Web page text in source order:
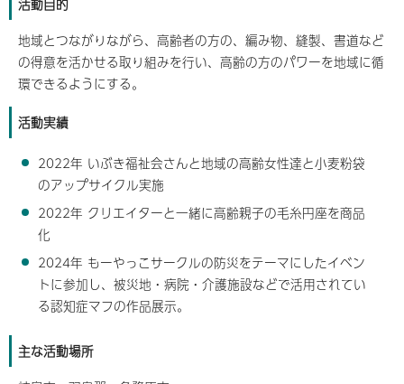
活動目的
地域とつながりながら、高齢者の方の、編み物、縫製、書道など
の得意を活かせる取り組みを行い、高齢の方のパワーを地域に循
環できるようにする。
活動実績
2022年 いぶき福祉会さんと地域の高齢女性達と小麦粉袋
のアップサイクル実施
2022年 クリエイターと一緒に高齢親子の毛糸円座を商品
化
2024年 もーやっこサークルの防災をテーマにしたイベン
トに参加し、被災地・病院・介護施設などで活用されてい
る認知症マフの作品展示。
主な活動場所